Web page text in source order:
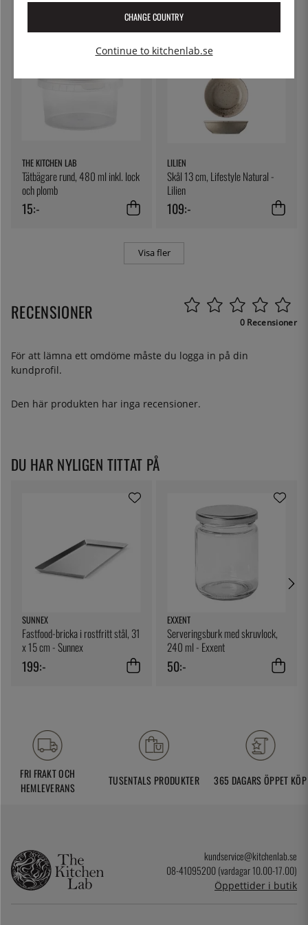
THE KITCHEN LAB
Tätbägare rund, 480 ml inkl. lock
och plomb
15:-
LILIEN
Skål 13 cm, Lifestyle Natural -
Lilien
109:-
Visa fler
RECENSIONER 0 Recensioner
För att lämna ett omdöme måste du logga in på din
kundprofil.
Den här produkten har inga recensioner.
DU HAR NYLIGEN TITTAT PÅ
SUNNEX
Fastfood-bricka i rostfritt stål, 31
x 15 cm - Sunnex
199:-
EXXENT
Serveringsburk med skruvlock,
240 ml - Exxent
50:-
FRI FRAKT OCH
HEMLEVERANS
TUSENTALS PRODUKTER 365 DAGARS ÖPPET KÖP
kundservice@kitchenlab.se
08-41095200 (vardagar 10.00-17.00)
Öppettider i butik
CHANGE COUNTRY
Continue to kitchenlab.se